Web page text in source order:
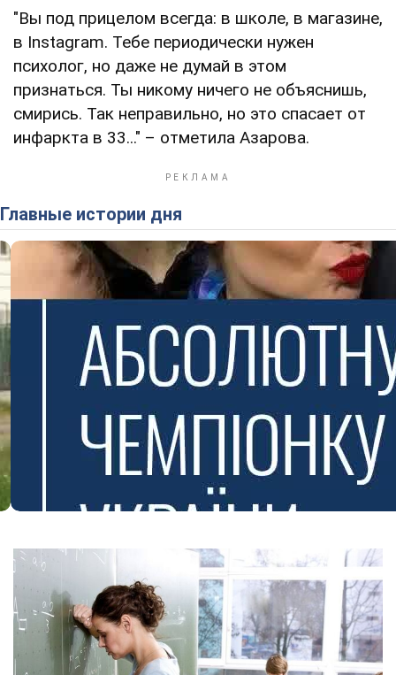
"Вы под прицелом всегда: в школе, в магазине,
в Instagram. Тебе периодически нужен
психолог, но даже не думай в этом
признаться. Ты никому ничего не объяснишь,
смирись. Так неправильно, но это спасает от
инфаркта в 33..." – отметила Азарова.
Главные истории дня